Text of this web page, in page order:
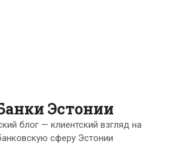
Эстонии
блог — клиентский взгляд на
сферу Эстонии